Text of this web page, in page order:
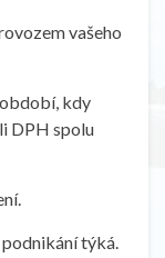
vašeho
kdy
DPH spolu
týká.